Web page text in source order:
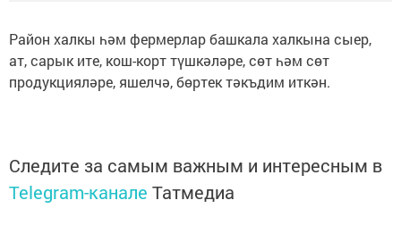
Район халкы һәм фермерлар башкала халкына сыер,
ат, сарык ите, кош-корт түшкәләре, сөт һәм сөт
продукцияләре, яшелчә, бөртек тәкъдим иткән.
Следите за самым важным и интересным в
Telegram-канале Татмедиа